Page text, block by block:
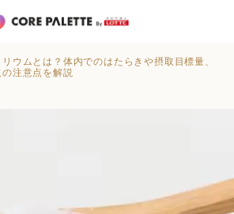
ウムとは？体内でのはたらきや摂取目標量、
注意点を解説